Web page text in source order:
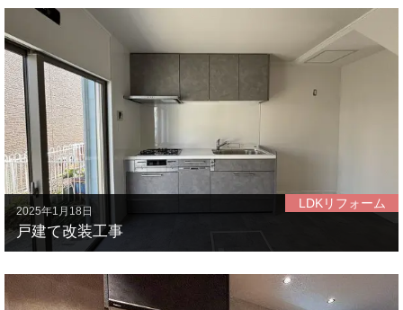
2025年1月18日
LDKリフォーム
戸建て改装工事